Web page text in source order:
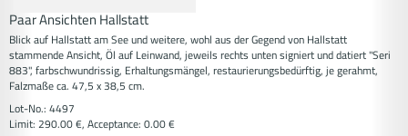
Paar Ansichten Hallstatt
Blick auf Hallstatt am See und weitere, wohl aus der Gegend von Hallstatt
stammende Ansicht, Öl auf Leinwand, jeweils rechts unten signiert und datiert "Seri
883", farbschwundrissig, Erhaltungsmängel, restaurierungsbedürftig, je gerahmt,
Falzmaße ca. 47,5 x 38,5 cm.
Lot-No.: 4497
Limit: 290.00 €, Acceptance: 0.00 €